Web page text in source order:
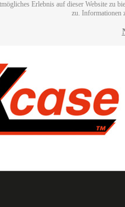
Erlebnis auf dieser Website zu
zu. Informationen